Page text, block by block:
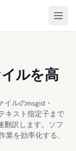
メニ
ルを高
ルのmsgid・
キスト指定子まで
翻訳します。ソフ
業を効率化する、